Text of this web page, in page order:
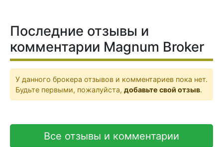
Последние отзывы и
комментарии Magnum Broker
У данного брокера отзывов и комментариев пока нет.
Будьте первыми, пожалуйста, добавьте свой отзыв.
Все отзывы и комментарии